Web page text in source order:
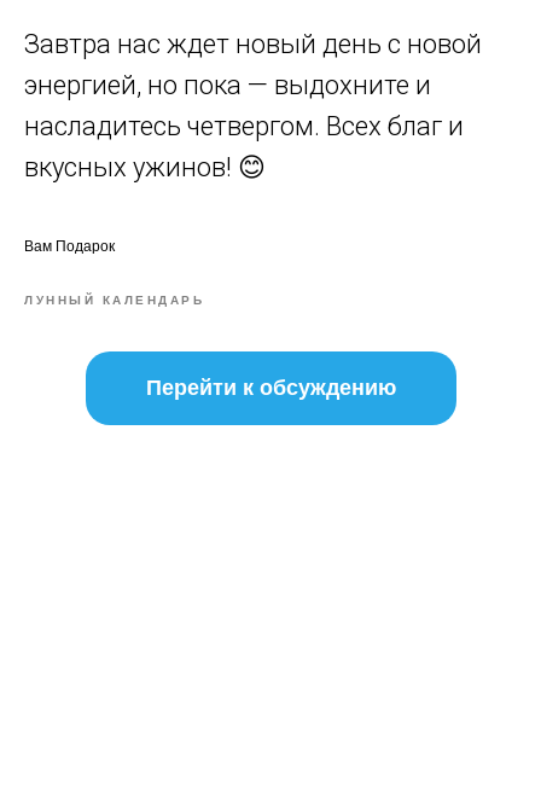
Завтра нас ждет новый день с новой
энергией, но пока — выдохните и
насладитесь четвергом. Всех благ и
вкусных ужинов! 😊
Вам Подарок
ЛУННЫЙ КАЛЕНДАРЬ
Перейти к обсуждению